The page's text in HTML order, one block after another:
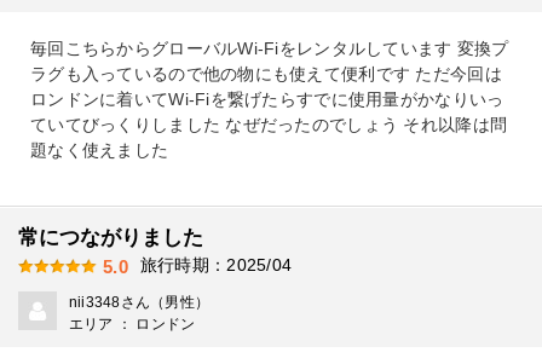
毎回こちらからグローバルWi-Fiをレンタルしています 変換プ
ラグも入っているので他の物にも使えて便利です ただ今回は
ロンドンに着いてWi-Fiを繋げたらすでに使用量がかなりいっ
ていてびっくりしました なぜだったのでしょう それ以降は問
題なく使えました
常につながりました
5.0 旅行時期：2025/04
nii3348さん（男性）
エリア ： ロンドン